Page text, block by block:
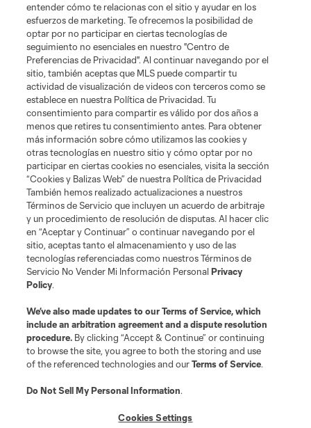
entender cómo te relacionas con el sitio y ayudar en los
esfuerzos de marketing. Te ofrecemos la posibilidad de
optar por no participar en ciertas tecnologías de
seguimiento no esenciales en nuestro "Centro de
Preferencias de Privacidad". Al continuar navegando por el
sitio, también aceptas que MLS puede compartir tu
actividad de visualización de videos con terceros como se
establece en nuestra Política de Privacidad. Tu
consentimiento para compartir es válido por dos años a
menos que retires tu consentimiento antes. Para obtener
más información sobre cómo utilizamos las cookies y
otras tecnologías en nuestro sitio y cómo optar por no
participar en ciertas cookies no esenciales, visita la sección
“Cookies y Balizas Web” de nuestra Política de Privacidad
También hemos realizado actualizaciones a nuestros
Términos de Servicio que incluyen un acuerdo de arbitraje
y un procedimiento de resolución de disputas. Al hacer clic
en “Aceptar y Continuar” o continuar navegando por el
sitio, aceptas tanto el almacenamiento y uso de las
tecnologías referenciadas como nuestros Términos de
Servicio No Vender Mi Información PersonalPrivacy
Policy.
We’ve also made updates to ourTerms of Service, which
include an arbitration agreement and a dispute resolution
procedure. By clicking “Accept & Continue” or continuing
to browse the site, you agree to both the storing and use
of the referenced technologies and ourTerms of Service.
Do Not Sell My Personal Information.
Cookies Settings